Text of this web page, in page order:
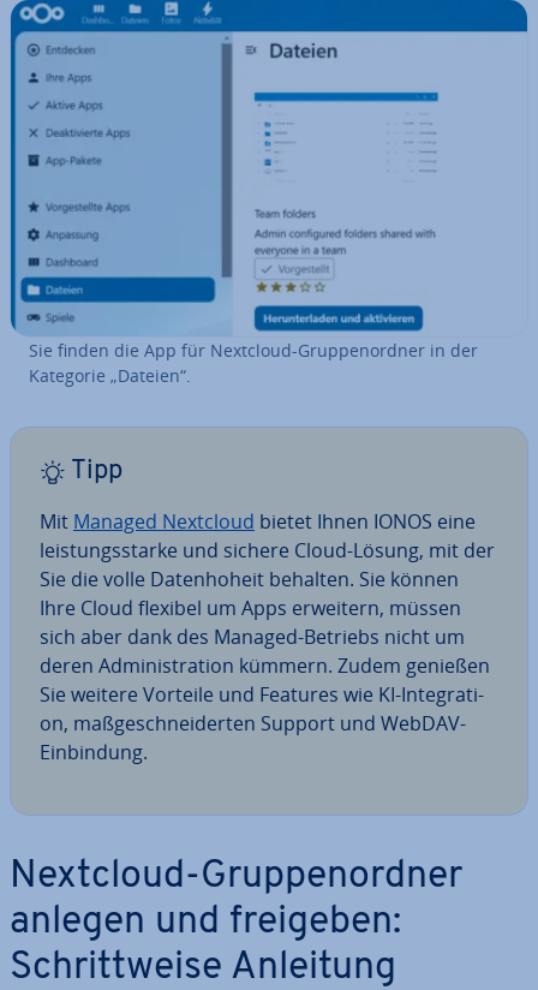
Sie finden die App für Nextcloud-Grup­pen­ord­ner in der
Kategorie „Dateien“.
Tipp
Mit Managed Nextcloud bietet Ihnen IONOS eine
leis­tungs­star­ke und sichere Cloud-Lösung, mit der
Sie die volle Da­ten­ho­heit behalten. Sie können
Ihre Cloud flexibel um Apps erweitern, müssen
sich aber dank des Managed-Betriebs nicht um
deren Ad­mi­nis­tra­ti­on kümmern. Zudem genießen
Sie weitere Vorteile und Features wie KI-In­te­gra­ti­
on, maß­ge­schnei­der­ten Support und WebDAV-
Ein­bin­dung.
Nextcloud-Grup­pen­ord­ner
anlegen und freigeben:
Schritt­wei­se Anleitung